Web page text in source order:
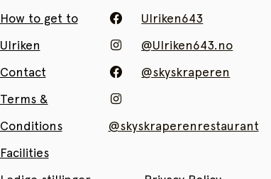
How to get to
Ulriken
Contact
Terms &
Conditions
Facilities
Ulriken643
@Ulriken643.no
@skyskraperen
@skyskraperenrestaurant